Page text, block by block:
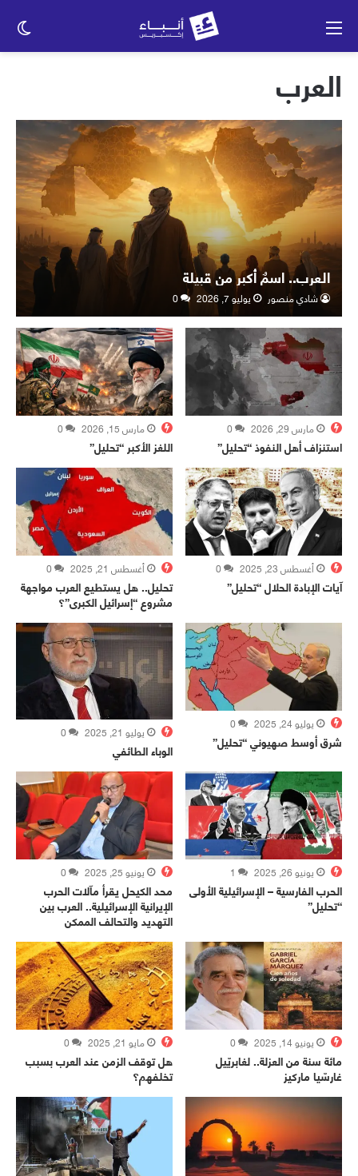
العرب
العرب.. اسمٌ أكبر من قبيلة
شادي منصور يوليو 7, 2026 0
مارس 29, 2026 0
استنزاف أهل النفوذ “تحليل”
مارس 15, 2026 0
اللغز الأكبر “تحليل”
أغسطس 23, 2025 0
آيات الإبادة الحلال “تحليل”
أغسطس 21, 2025 0
تحليل.. هل يستطيع العرب مواجهة
مشروع “إسرائيل الكبرى”؟
يوليو 24, 2025 0
شرق أوسط صهيوني “تحليل” يوليو 21, 2025 0
الوباء الطائفي
يونيو 26, 2025 1
الحرب الفارسية – الإسرائيلية الأولى
“تحليل”
يونيو 25, 2025 0
محد الكيحل يقرأ مآلات الحرب
الإيرانية الإسرائيلية.. العرب بين
التهديد والتحالف الممكن
يونيو 14, 2025 0
مائة سنة من العزلة.. لغابريّيل
غارسّيا ماركيز
مايو 21, 2025 0
هل توقف الزمن عند العرب بسبب
تخلفهم؟